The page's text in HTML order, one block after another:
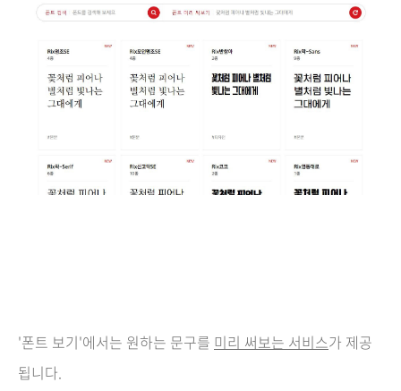
'폰트 보기'에서는 원하는 문구를 미리 써보는 서비스가 제공
됩니다.